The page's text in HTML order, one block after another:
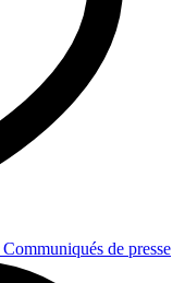
Communiqués de presse